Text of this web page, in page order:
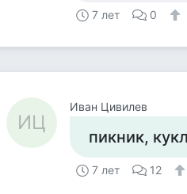
7 лет 0
ИЦ
Иван Цивилев
пикник,
7 лет 12